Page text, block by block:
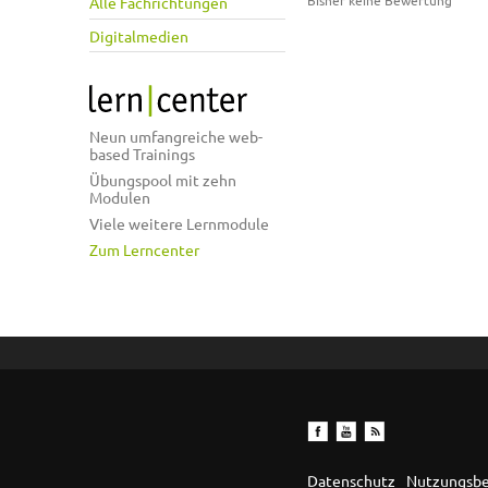
Digitalmedien
Neun umfangreiche web-
based Trainings
Übungspool mit zehn
Modulen
Viele weitere Lernmodule
Zum Lerncenter
Datenschutz